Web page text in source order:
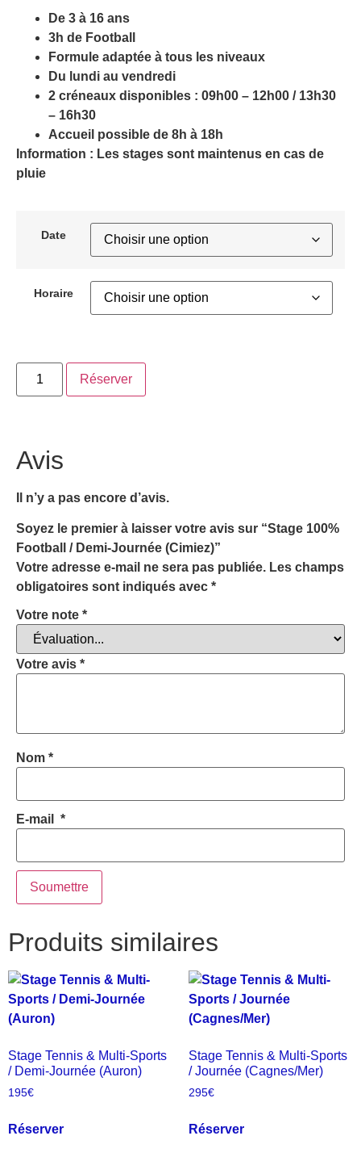
De 3 à 16 ans
3h de Football
Formule adaptée à tous les niveaux
Du lundi au vendredi
2 créneaux disponibles : 09h00 – 12h00 / 13h30
– 16h30
Accueil possible de 8h à 18h
Information : Les stages sont maintenus en cas de
pluie
Date
Horaire
Réserver
Avis
Il n’y a pas encore d’avis.
Soyez le premier à laisser votre avis sur “Stage 100%
Football / Demi-Journée (Cimiez)”
Votre adresse e-mail ne sera pas publiée. Les champs
obligatoires sont indiqués avec *
Votre note *
Votre avis *
Nom *
E-mail *
Produits similaires
Stage Tennis & Multi-Sports
/ Demi-Journée (Auron)
195€
Réserver
Stage Tennis & Multi-Sports
/ Journée (Cagnes/Mer)
295€
Réserver